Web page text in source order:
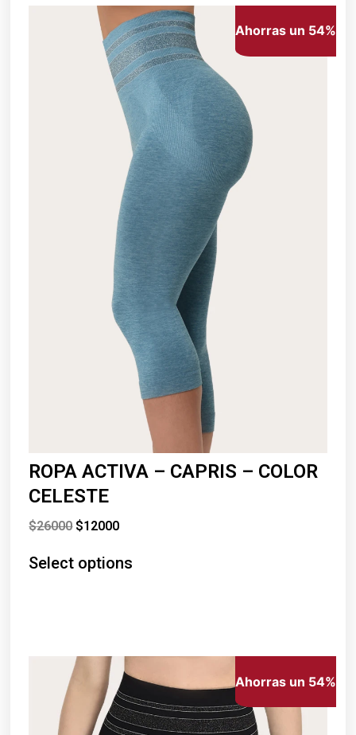
Ahorras un 54%
ROPA ACTIVA – CAPRIS – COLOR
CELESTE
$26000 $12000
Select options
Ahorras un 54%